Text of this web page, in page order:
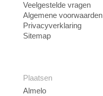
Veelgestelde vragen
Algemene voorwaarden
Privacyverklaring
Sitemap
Plaatsen
Almelo